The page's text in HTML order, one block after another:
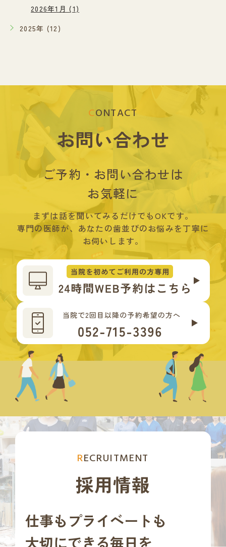
2026年1月 (1)
2025年 (12)
CONTACT
お問い合わせ
ご予約・お問い合わせは
お気軽に
まずは話を聞いてみるだけでもOKです。
専門の医師が、あなたの歯並びのお悩みを丁寧に
お伺いします。
RECRUITMENT
採用情報
仕事もプライベートも
大切にできる毎日を